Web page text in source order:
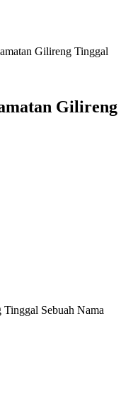
Gilireng Tinggal
Gilireng
Sebuah Nama